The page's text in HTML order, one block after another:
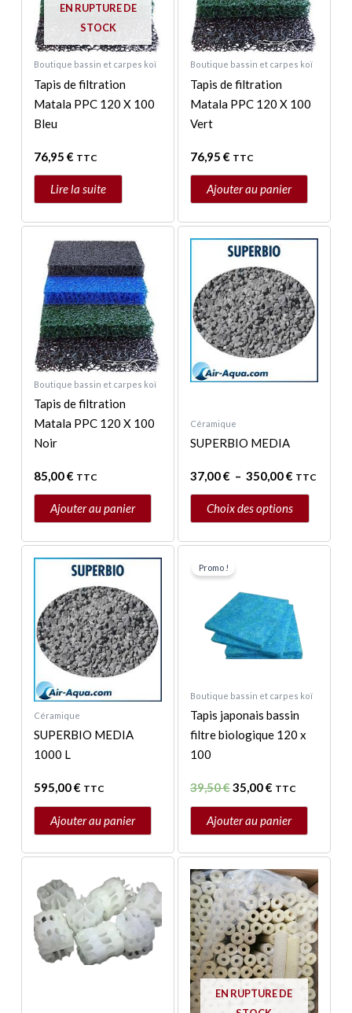
EN RUPTURE DE
STOCK
Boutique bassin et carpes koï
Tapis de filtration
Matala PPC 120 X 100
Bleu
76,95€ TTC
Lire la suite
Boutique bassin et carpes koï
Tapis de filtration
Matala PPC 120 X 100
Vert
76,95 € TTC
Ajouter au panier
Boutique bassin et carpes koï
Tapis de filtration
Matala PPC 120 X 100
Noir
85,00€ TTC
Ajouter au panier
Céramique
SUPERBIO MEDIA
37,00€ – 350,00€
37,00 €
à
350,00 €
TTC
Choix des options
plusieurs
variations.
Les
options
peuvent
la
page
produit
Céramique
SUPERBIO MEDIA
1000 L
595,00€ TTC
Ajouter au panier
Promo !
Boutique bassin et carpes koï
Tapis japonais bassin
filtre biologique 120 x
100
39,50€
était :
39,50 €.
35,00€
est :
35,00 €.
TTC
Ajouter au panier
EN RUPTURE DE